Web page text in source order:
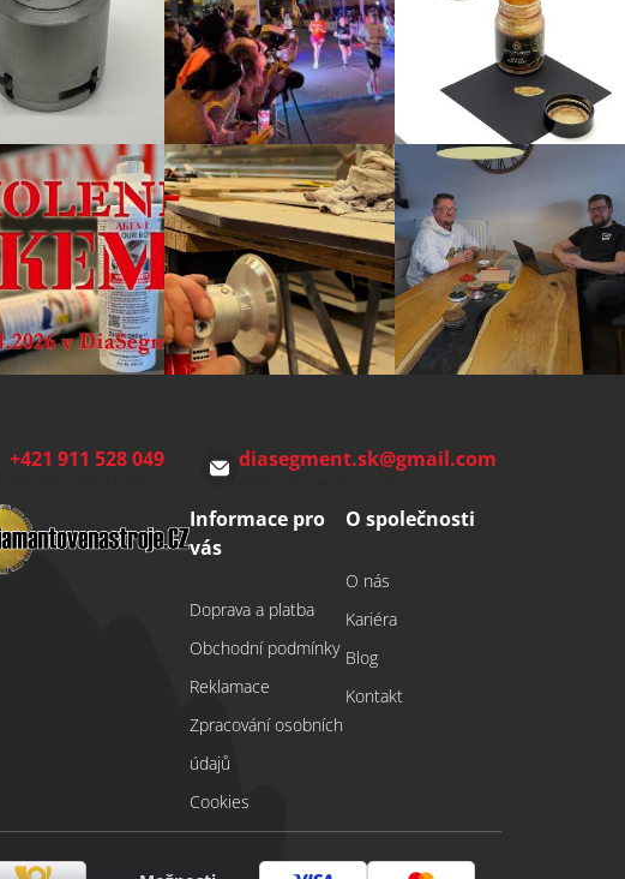
+421 911 528 049 diasegment.sk@gmail.com
Informace pro
vás
Doprava a platba
Obchodní podmínky
Reklamace
Zpracování osobních
údajů
Cookies
O společnosti
O nás
Kariéra
Blog
Kontakt